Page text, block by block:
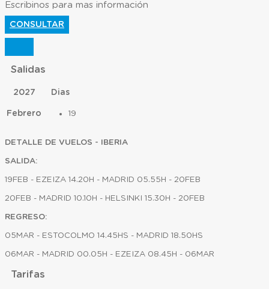
Escribinos para mas información
CONSULTAR
Salidas
2027 Dias
Febrero 19
DETALLE DE VUELOS - IBERIA
SALIDA:
19FEB - EZEIZA 14.20H - MADRID 05.55H - 20FEB
20FEB - MADRID 10.10H - HELSINKI 15.30H - 20FEB
REGRESO:
05MAR - ESTOCOLMO 14.45HS - MADRID 18.50HS
06MAR - MADRID 00.05H - EZEIZA 08.45H - 06MAR
Tarifas